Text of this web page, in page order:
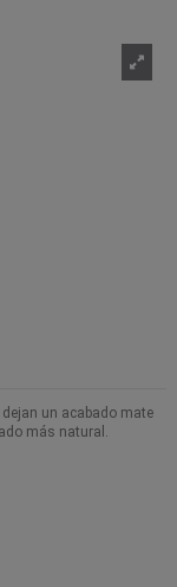
un acabado mate
más natural.